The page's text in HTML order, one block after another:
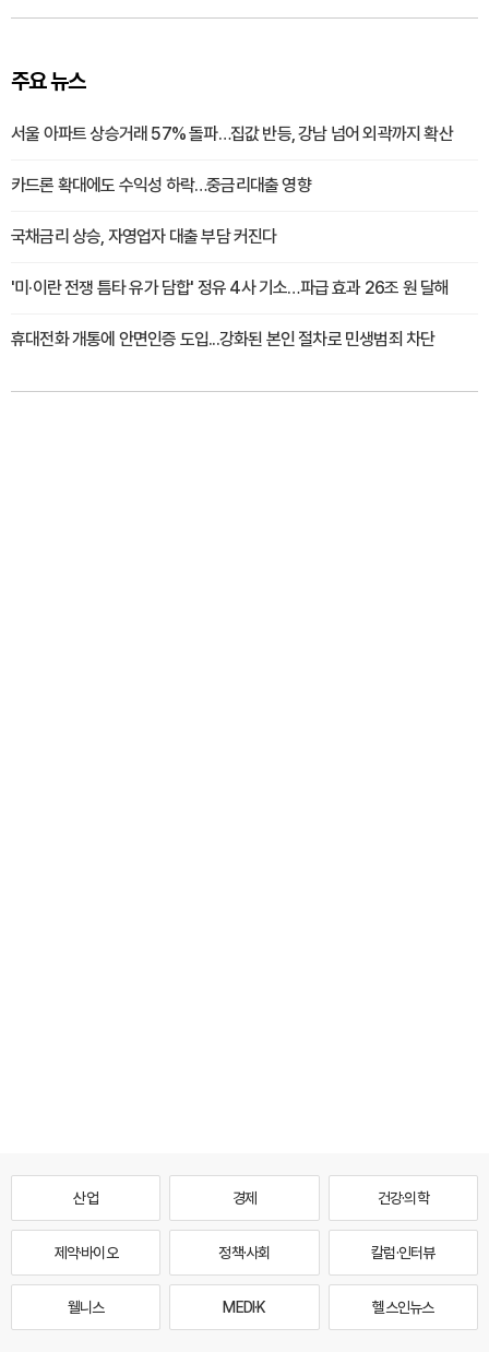
주요 뉴스
서울 아파트 상승거래 57% 돌파…집값 반등, 강남 넘어 외곽까지 확산
카드론 확대에도 수익성 하락…중금리대출 영향
국채금리 상승, 자영업자 대출 부담 커진다
'미·이란 전쟁 틈타 유가 담합' 정유 4사 기소…파급 효과 26조 원 달해
휴대전화 개통에 안면인증 도입...강화된 본인 절차로 민생범죄 차단
산업 경제 건강·의학
제약·바이오 정책·사회 칼럼·인터뷰
웰니스 MEDI·K 헬스인뉴스